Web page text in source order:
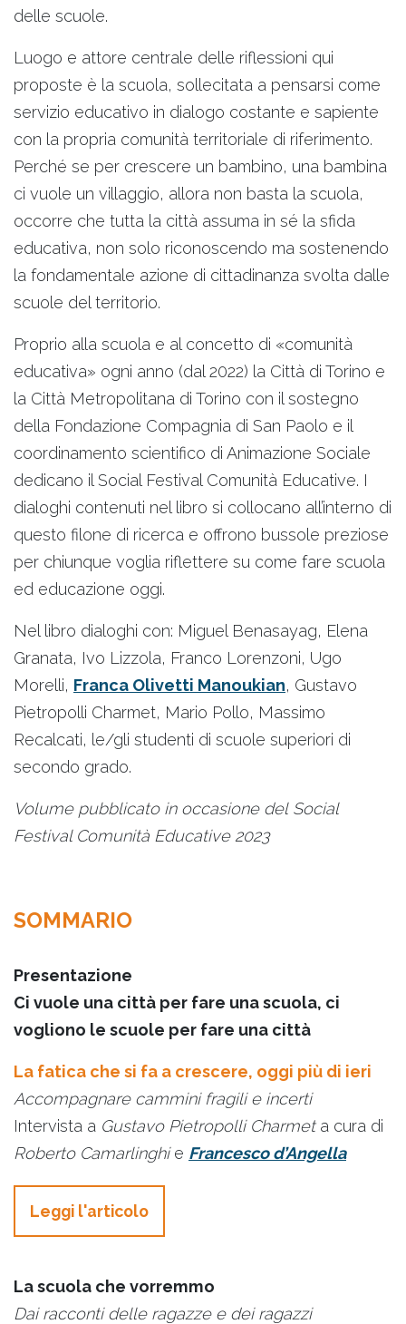
delle scuole.
Luogo e attore centrale delle riflessioni qui
proposte è la scuola, sollecitata a pensarsi come
servizio educativo in dialogo costante e sapiente
con la propria comunità territoriale di riferimento.
Perché se per crescere un bambino, una bambina
ci vuole un villaggio, allora non basta la scuola,
occorre che tutta la città assuma in sé la sfida
educativa, non solo riconoscendo ma sostenendo
la fondamentale azione di cittadinanza svolta dalle
scuole del territorio.
Proprio alla scuola e al concetto di «comunità
educativa» ogni anno (dal 2022) la Città di Torino e
la Città Metropolitana di Torino con il sostegno
della Fondazione Compagnia di San Paolo e il
coordinamento scientifico di Animazione Sociale
dedicano il Social Festival Comunità Educative. I
dialoghi contenuti nel libro si collocano all’interno di
questo filone di ricerca e offrono bussole preziose
per chiunque voglia riflettere su come fare scuola
ed educazione oggi.
Nel libro dialoghi con: Miguel Benasayag, Elena
Granata, Ivo Lizzola, Franco Lorenzoni, Ugo
Morelli, Franca Olivetti Manoukian, Gustavo
Pietropolli Charmet, Mario Pollo, Massimo
Recalcati, le/gli studenti di scuole superiori di
secondo grado.
Volume pubblicato in occasione del Social
Festival Comunità Educative 2023
SOMMARIO
Presentazione
Ci vuole una città per fare una scuola, ci
vogliono le scuole per fare una città
La fatica che si fa a crescere, oggi più di ieri
Accompagnare cammini fragili e incerti
Intervista a Gustavo Pietropolli Charmeta cura di
Roberto Camarlinghie Francesco d’Angella
Leggi l'articolo
La scuola che vorremmo
Dai racconti delle ragazze e dei ragazzi